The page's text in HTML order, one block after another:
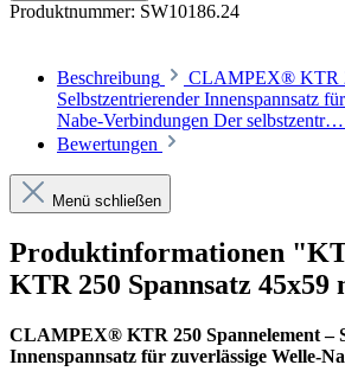
Produktnummer: SW10186.24
Beschreibung
CLAMPEX® KTR
Selbstzentrierender Innenspannsatz
Nabe-Verbindungen Der selbstzentr…
Bewertungen
Menü schließen
Produktinformationen
KTR 250 Spannsatz 45x59
CLAMPEX® KTR 250 Spannelement –
Innenspannsatz für zuverlässige Welle-